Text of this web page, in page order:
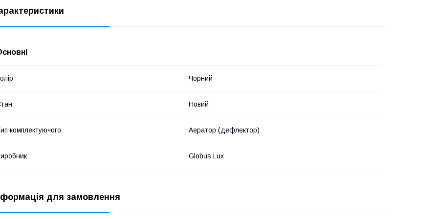
Чорний
Новий
комплектуючого Аератор (дефлектор)
Globus Lux
для замовлення